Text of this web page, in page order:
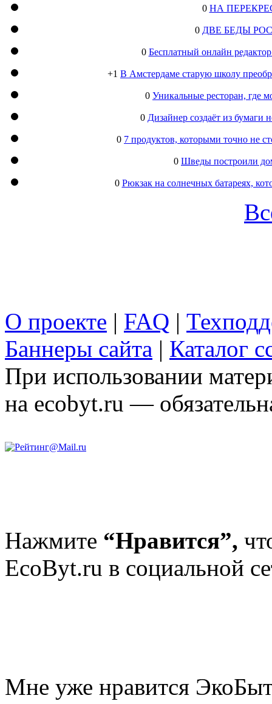
0 НА
0 ДВЕ БЕДЫ
0 Бесплатный онлайн
+1 В Амстердаме старую школу
0 Уникальные ресторан, где
0 Дизайнер создаёт из
0 7 продуктов, которыми точно не
0 Шведы построили
0 Рюкзак на солнечных батареях,
О проекте | FAQ |
Баннеры сайта | Каталог
При использовании
на ecobyt.ru —
Нажмите “Нравится”,
EcoByt.ru в социальной
Мне уже нравится